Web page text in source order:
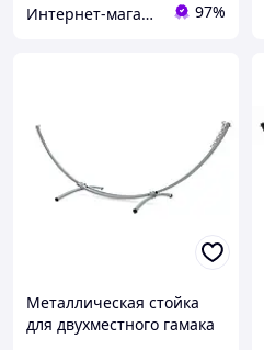
Интернет-магазин "TRENAZHERY" 97%
Металлическая стойка
для двухместного гамака